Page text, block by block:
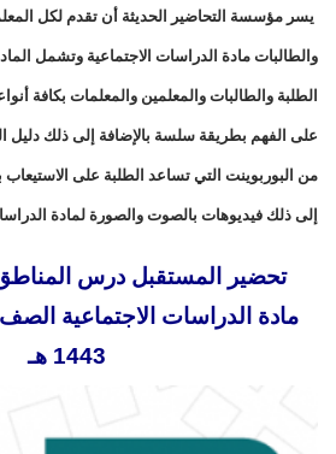
يسر مؤسسة التحاضير الحديثة أن تقدم لكل
والطالبات مادة الدراسات الاجتماعية وتشمل
الطلبة والطالبات والمعلمين والمعلمات بكافة
على الفهم بطريقة سلسة بالإضافة إلى ذلك دليل
من البوربوينت التي تساعد الطلبة على
إلى ذلك فيديوهات بالصوت والصورة لمادة
تحضير المستقبل درس المناطق
مادة الدراسات الاجتماعية
1443 هـ